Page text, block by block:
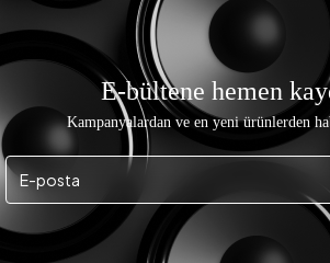
E-bültene hemen
Kampanyalardan ve en yeni ürünlerden